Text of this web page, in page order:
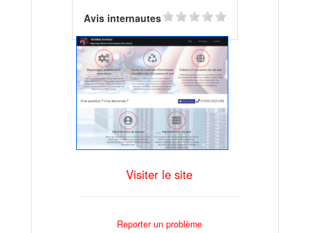
Avis internautes
Visiter le site
Reporter un problème